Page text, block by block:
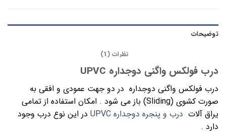
توضیحات
نظرات (1)
درب فولکس واگنی دوجداره UPVC
درب فولکس واگنی دوجداره در دو جهت عمودی و افقی به
صورت کشوی (Sliding) باز می شود . امکان استفاده از تمامی
یراق آلات درب و پنجره دوجداره UPVC
در این نوع درب وجود
دارد .